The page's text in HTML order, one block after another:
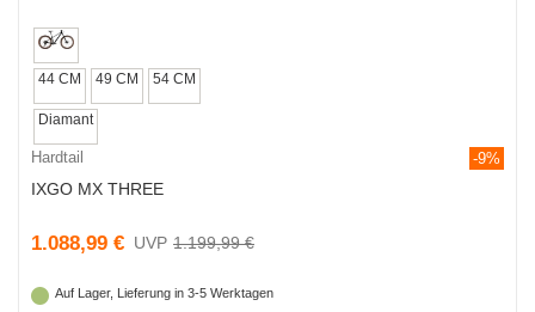
44 CM 49 CM 54 CM
Diamant
Hardtail -9%
IXGO MX THREE
1.088,99 € 1.199,99 €
Auf Lager, Lieferung in 3-5 Werktagen